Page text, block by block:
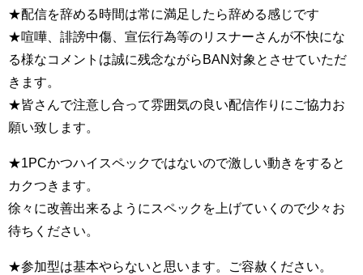
★配信を辞める時間は常に満足したら辞める感じです
★喧嘩、誹謗中傷、宣伝行為等のリスナーさんが不快にな
る様なコメントは誠に残念ながらBAN対象とさせていただ
きます。
★皆さんで注意し合って雰囲気の良い配信作りにご協力お
願い致します。
★1PCかつハイスペックではないので激しい動きをすると
カクつきます。
徐々に改善出来るようにスペックを上げていくので少々お
待ちください。
★参加型は基本やらないと思います。ご容赦ください。